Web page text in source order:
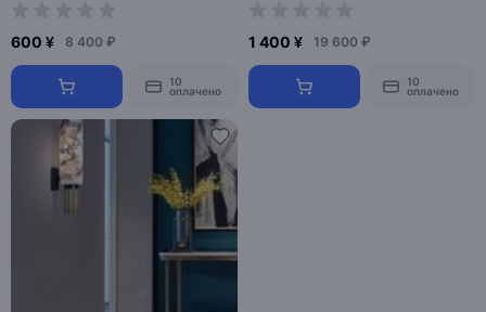
600 ¥ 8 400 ₽
10
оплачено
1 400 ¥ 19 600 ₽
10
оплачено